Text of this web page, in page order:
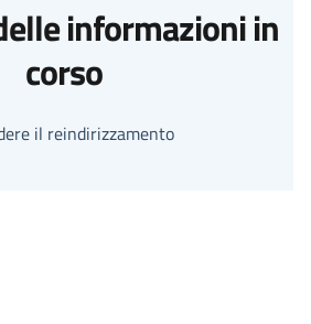
informazioni in
corso
il reindirizzamento